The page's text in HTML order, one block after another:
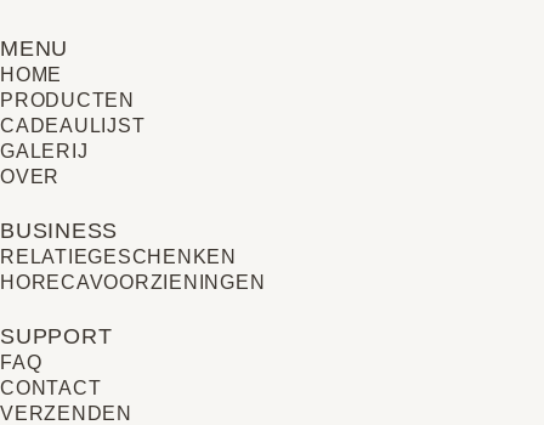
MENU
HOME
PRODUCTEN
CADEAULIJST
GALERIJ
OVER
BUSINESS
RELATIE­GESCHENKEN
HORECAVOORZIENINGEN
SUPPORT
FAQ
CONTACT
VERZENDEN